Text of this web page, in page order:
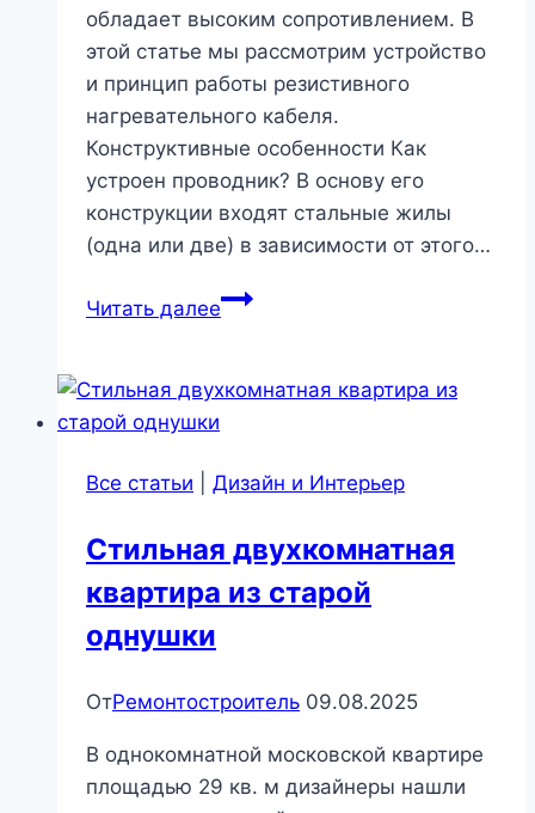
обладает высоким сопротивлением. В
этой статье мы рассмотрим устройство
и принцип работы резистивного
нагревательного кабеля.
Конструктивные особенности Как
устроен проводник? В основу его
конструкции входят стальные жилы
(одна или две) в зависимости от этого…
Читать далееРезистивный
—
плюсы
минусы
Все статьи Дизайн и Интерьер
Стильная двухкомнатная
квартира из старой
однушки
ОтРемонтостроитель 09.08.2025
В однокомнатной московской квартире
площадью 29 кв. м дизайнеры нашли